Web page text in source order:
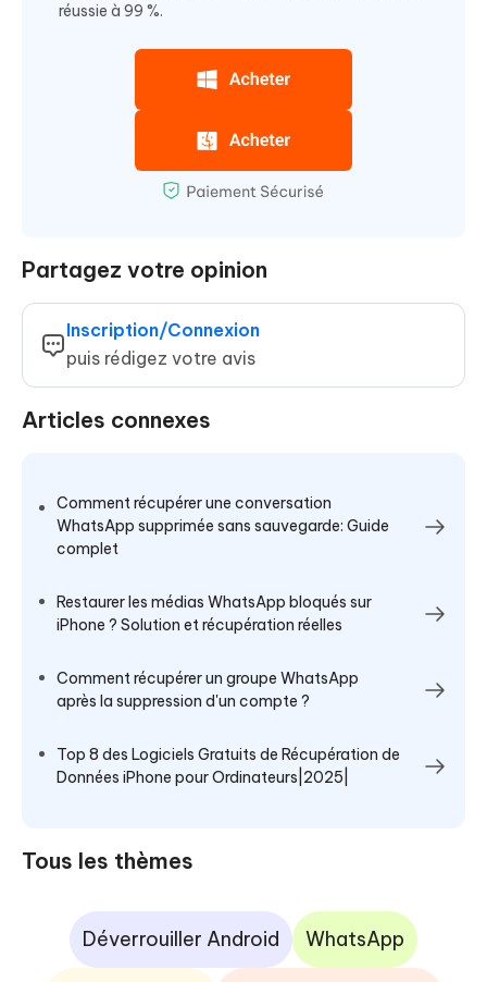
réussie à 99 %.
Partagez votre opinion
Inscription/Connexion
puis rédigez votre avis
Articles connexes
Comment récupérer une conversation
WhatsApp supprimée sans sauvegarde: Guide
complet
Restaurer les médias WhatsApp bloqués sur
iPhone ? Solution et récupération réelles
Comment récupérer un groupe WhatsApp
après la suppression d'un compte ?
Top 8 des Logiciels Gratuits de Récupération de
Données iPhone pour Ordinateurs|2025|
Tous les thèmes
Déverrouiller Android WhatsApp